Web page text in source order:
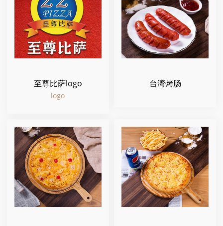
至尊比萨logo
logo
台湾烤肠